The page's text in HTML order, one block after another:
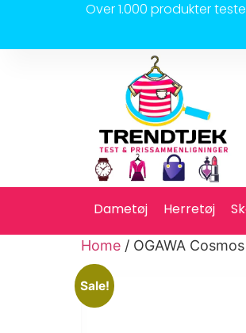
Over 1.000 produkter
Dametøj Herretøj
Home / OGAWA
Sale!